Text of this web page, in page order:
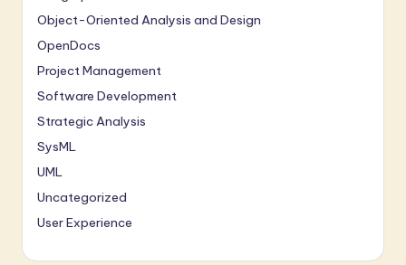
Object-Oriented Analysis and Design
OpenDocs
Project Management
Software Development
Strategic Analysis
SysML
UML
Uncategorized
User Experience